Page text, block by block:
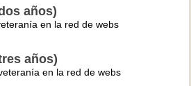
años)
en la red de webs
años)
en la red de webs